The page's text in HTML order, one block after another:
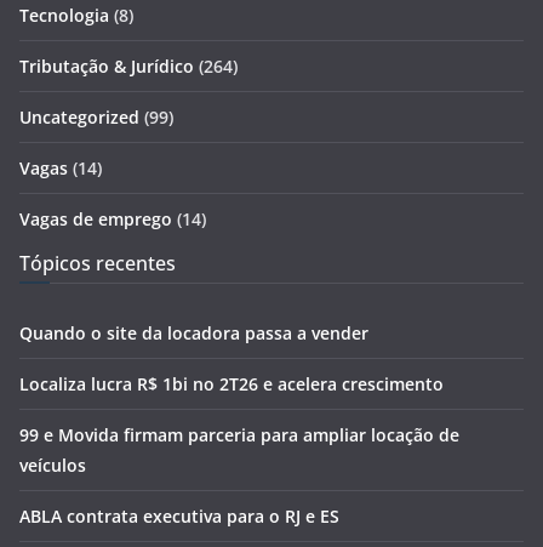
Tecnologia (8)
Tributação & Jurídico (264)
Uncategorized (99)
Vagas (14)
Vagas de emprego (14)
Tópicos recentes
Quando o site da locadora passa a vender
Localiza lucra R$ 1bi no 2T26 e acelera crescimento
99 e Movida firmam parceria para ampliar locação de
veículos
ABLA contrata executiva para o RJ e ES